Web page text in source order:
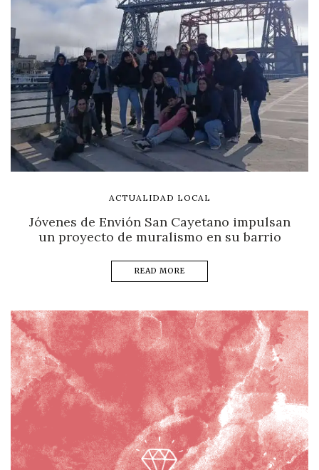
ACTUALIDAD LOCAL
Jóvenes de Envión San Cayetano impulsan
un proyecto de muralismo en su barrio
READ MORE